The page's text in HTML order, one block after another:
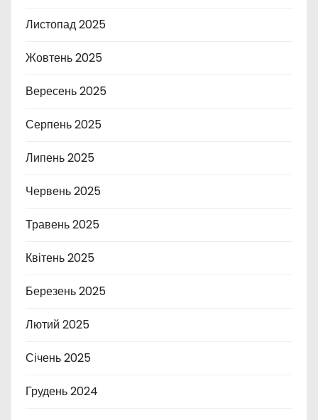
Листопад 2025
Жовтень 2025
Вересень 2025
Серпень 2025
Липень 2025
Червень 2025
Травень 2025
Квітень 2025
Березень 2025
Лютий 2025
Січень 2025
Грудень 2024